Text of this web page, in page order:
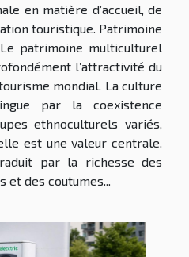
en matière d’accueil, de
touristique. Patrimoine
patrimoine multiculturel
l’attractivité du
mondial. La culture
par la coexistence
ethnoculturels variés,
est une valeur centrale.
par la richesse des
et des coutumes...